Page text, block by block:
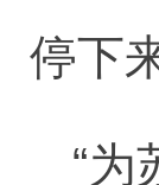
停下
“为